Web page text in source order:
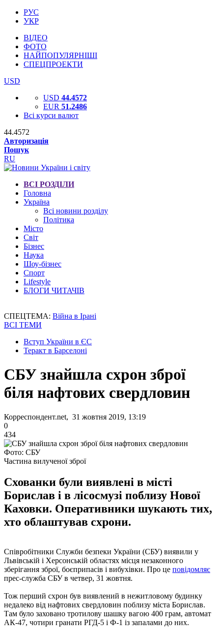
РУС
УКР
ВІДЕО
ФОТО
НАЙПОПУЛЯРНІШІ
СПЕЦПРОЕКТИ
USD
USD 44.4572
EUR 51.2486
Всі курси валют
44.4572
Авторизація
Пошук
RU
ВСІ РОЗДІЛИ
Головна
Україна
Всі новини розділу
Політика
Місто
Світ
Бізнес
Наука
Шоу-бізнес
Спорт
Lifestyle
БЛОГИ ЧИТАЧІВ
СПЕЦТЕМА: Війна в Ірані
ВСІ ТЕМИ
Вступ України в ЄС
Теракт в Барселоні
СБУ знайшла схрон зброї
біля нафтових свердловин
Корреспондент.net, 31 жовтня 2019, 13:19
0
434
Фото: СБУ
Частина вилученої зброї
Схованки були виявлені в місті
Борислав і в лісосмузі поблизу Нової
Каховки. Оперативники шукають тих,
хто облаштував схрони.
Співробітники Служби безпеки України (СБУ) виявили у
Львівській і Херсонській областях місця незаконного
зберігання зброї, боєприпасів і вибухівки. Про це повідомляє
прес-служба СБУ в четвер, 31 жовтня.
Тож перший схрон був виявлений в нежитловому будинку
недалеко від нафтових свердловин поблизу міста Борислав.
Там було заховано тротилову шашку вагою 400 грам, автомат
АК-47, чотири гранати РГД-5 і Ф-1 із запалами до них.